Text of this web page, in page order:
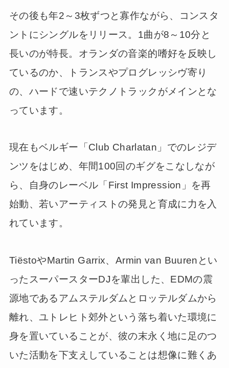
その後も年2～3枚ずつと寡作ながら、コンスタ
ントにシングルをリリース。1曲が8～10分と
長いのが特長。オランダの音楽的嗜好を反映し
ているのか、トランスやプログレッシヴ寄り
の、ハードで速いテクノトラックがメインとな
っています。
現在もベルギー「Club Charlatan」でのレジデ
ンツをはじめ、年間100回のギグをこなしなが
ら、自身のレーベル「First Impression」を再
始動、若いアーティストの発見と育成に力を入
れています。
TiëstoやMartin Garrix、Armin van Buurenとい
ったスーパースターDJを輩出した、EDMの震
源地であるアムステルダムとロッテルダムから
離れ、ユトレヒト郊外という落ち着いた環境に
身を置いていることが、彼の末永く地に足のつ
いた活動を下支えしていることは想像に難くあ